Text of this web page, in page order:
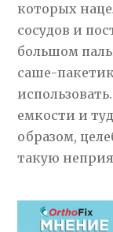
которых
сосудов и
большом
саше-
емкости и
образом,
такую